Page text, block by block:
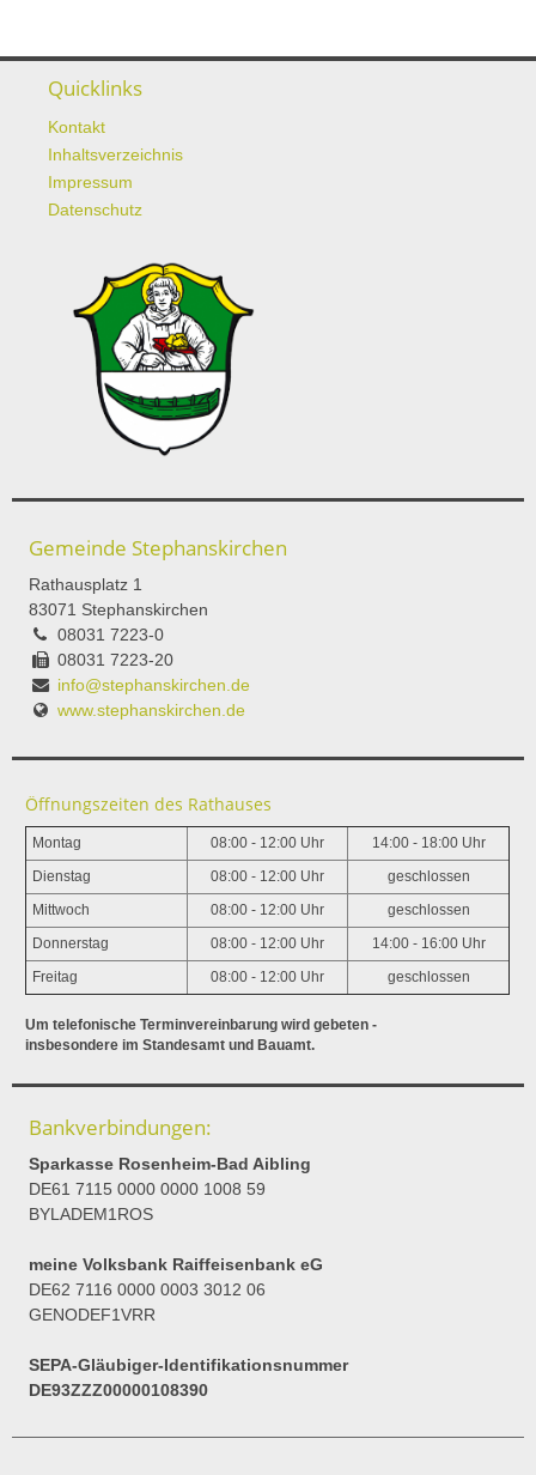
Quicklinks
Kontakt
Inhaltsverzeichnis
Impressum
Datenschutz
Gemeinde Stephanskirchen
Rathausplatz 1
83071 Stephanskirchen
08031 7223-0
08031 7223-20
info@stephanskirchen.de
www.stephanskirchen.de
Öffnungszeiten des Rathauses
Montag 08:00 - 12:00 Uhr 14:00 - 18:00 Uhr
Dienstag 08:00 - 12:00 Uhr geschlossen
Mittwoch 08:00 - 12:00 Uhr geschlossen
Donnerstag 08:00 - 12:00 Uhr 14:00 - 16:00 Uhr
Freitag 08:00 - 12:00 Uhr geschlossen
Um telefonische Terminvereinbarung wird gebeten -
insbesondere im Standesamt und Bauamt.
Bankverbindungen:
Sparkasse Rosenheim-Bad Aibling
DE61 7115 0000 0000 1008 59
BYLADEM1ROS
meine Volksbank Raiffeisenbank eG
DE62 7116 0000 0003 3012 06
GENODEF1VRR
SEPA-Gläubiger-Identifikationsnummer
DE93ZZZ00000108390